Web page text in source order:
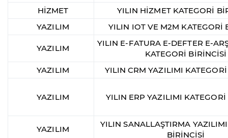
HİZMET
YILIN HİZMET KATEGORİ
YAZILIM
YILIN IOT VE M2M KATEGORİ
YAZILIM
YILIN E-FATURA E-DEFTER E-
KATEGORİ BİRİNCİSİ
YAZILIM
YILIN CRM YAZILIMI
YAZILIM YILIN ERP YAZILIMI
YAZILIM
YILIN SANALLAŞTIRMA
BİRİNCİSİ